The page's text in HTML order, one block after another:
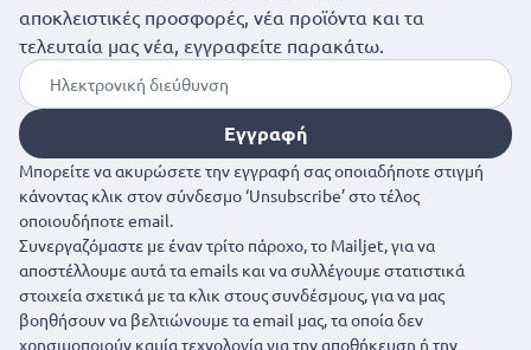
αποκλειστικές προσφορές, νέα προϊόντα και τα
τελευταία μας νέα, εγγραφείτε παρακάτω.
Εγγραφή
Μπορείτε να ακυρώσετε την εγγραφή σας οποιαδήποτε στιγμή
κάνοντας κλικ στον σύνδεσμο ‘Unsubscribe’ στο τέλος
οποιουδήποτε email.
Συνεργαζόμαστε με έναν τρίτο πάροχο, το Mailjet, για να
αποστέλλουμε αυτά τα emails και να συλλέγουμε στατιστικά
στοιχεία σχετικά με τα κλικ στους συνδέσμους, για να μας
βοηθήσουν να βελτιώνουμε τα email μας, τα οποία δεν